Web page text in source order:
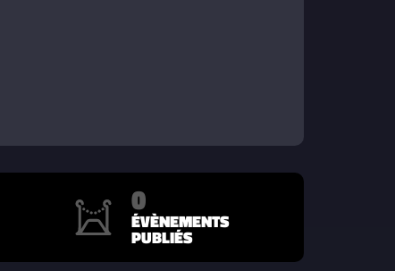
0
ÉVÈNEMENTS
PUBLIÉS